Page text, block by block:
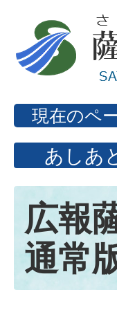
現在のペ
あしあ
広報
通常